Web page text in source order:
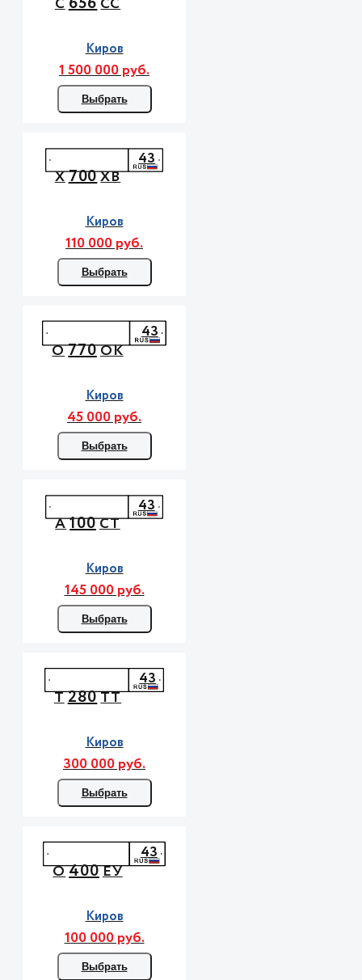
Киров
1 500 000 руб.
Выбрать
Х700ХВ
43
Киров
110 000 руб.
Выбрать
О770ОК
43
Киров
45 000 руб.
Выбрать
А100СТ
43
Киров
145 000 руб.
Выбрать
Т280ТТ
43
Киров
300 000 руб.
Выбрать
О400ЕУ
43
Киров
100 000 руб.
Выбрать